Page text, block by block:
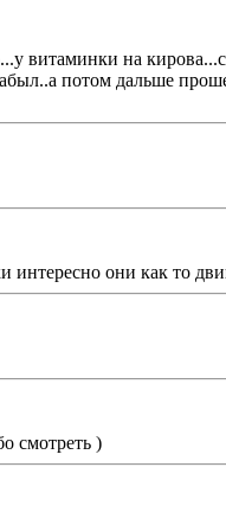
витаминки на
потом дальше
интересно они как то
смотреть )